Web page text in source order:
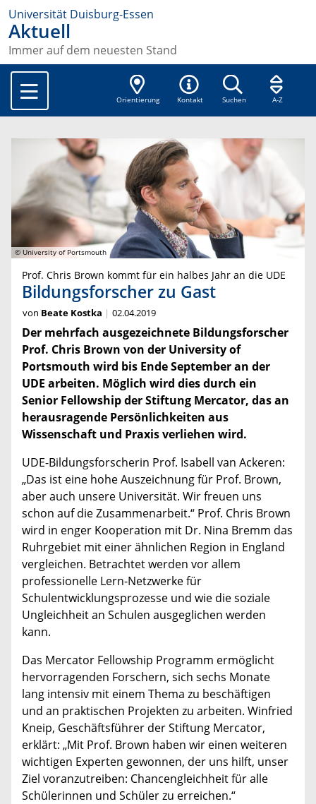
Universität Duisburg-Essen
Aktuell
Immer auf dem neuesten Stand
Orientierung Kontakt Suchen A-Z
© University of Portsmouth
Prof. Chris Brown kommt für ein halbes Jahr an die UDE
Bildungsforscher zu Gast
von Beate Kostka 02.04.2019
Der mehrfach ausgezeichnete Bildungsforscher
Prof. Chris Brown von der University of
Portsmouth wird bis Ende September an der
UDE arbeiten. Möglich wird dies durch ein
Senior Fellowship der Stiftung Mercator, das an
herausragende Persönlichkeiten aus
Wissenschaft und Praxis verliehen wird.
UDE-Bildungsforscherin Prof. Isabell van Ackeren:
„Das ist eine hohe Auszeichnung für Prof. Brown,
aber auch unsere Universität. Wir freuen uns
schon auf die Zusammenarbeit.“ Prof. Chris Brown
wird in enger Kooperation mit Dr. Nina Bremm das
Ruhrgebiet mit einer ähnlichen Region in England
vergleichen. Betrachtet werden vor allem
professionelle Lern-Netzwerke für
Schulentwicklungsprozesse und wie die soziale
Ungleichheit an Schulen ausgeglichen werden
kann.
Das Mercator Fellowship Programm ermöglicht
hervorragenden Forschern, sich sechs Monate
lang intensiv mit einem Thema zu beschäftigen
und an praktischen Projekten zu arbeiten. Winfried
Kneip, Geschäftsführer der Stiftung Mercator,
erklärt: „Mit Prof. Brown haben wir einen weiteren
wichtigen Experten gewonnen, der uns hilft, unser
Ziel voranzutreiben: Chancengleichheit für alle
Schülerinnen und Schüler zu erreichen.“